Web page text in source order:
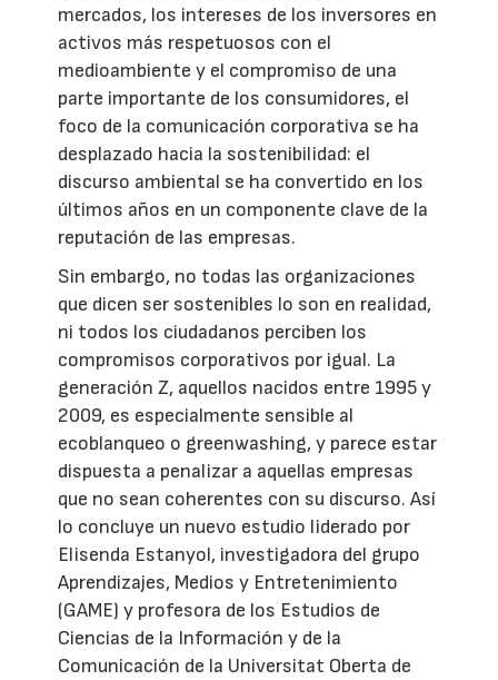
mercados, los intereses de los inversores en
activos más respetuosos con el
medioambiente y el compromiso de una
parte importante de los consumidores, el
foco de la comunicación corporativa se ha
desplazado hacia la sostenibilidad: el
discurso ambiental se ha convertido en los
últimos años en un componente clave de la
reputación de las empresas.
Sin embargo, no todas las organizaciones
que dicen ser sostenibles lo son en realidad,
ni todos los ciudadanos perciben los
compromisos corporativos por igual. La
generación Z, aquellos nacidos entre 1995 y
2009, es especialmente sensible al
ecoblanqueo o greenwashing, y parece estar
dispuesta a penalizar a aquellas empresas
que no sean coherentes con su discurso. Así
lo concluye un nuevo estudio liderado por
Elisenda Estanyol, investigadora del grupo
Aprendizajes, Medios y Entretenimiento
(GAME) y profesora de los Estudios de
Ciencias de la Información y de la
Comunicación de la Universitat Oberta de